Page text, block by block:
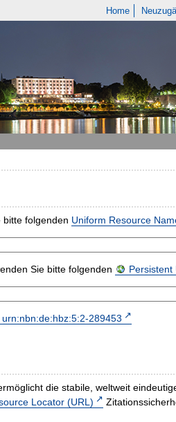
Home
bitte folgenden Uniform Resource
Sie bitte folgenden Persistent
urn:nbn:de:hbz:5:2-289453
die stabile, weltweit
Locator (URL)